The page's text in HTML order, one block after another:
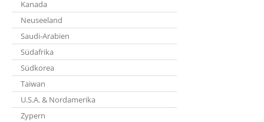
Kanada
Neuseeland
Saudi-Arabien
Südafrika
Südkorea
Taiwan
U.S.A. & Nordamerika
Zypern